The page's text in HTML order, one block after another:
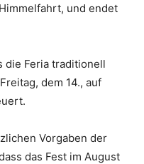
und endet
die Feria traditionell
dem 14., auf
Vorgaben der
das Fest im August